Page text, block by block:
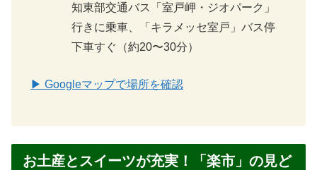
知東部交通バス「室戸岬・ジオパーク」
行きに乗車、「キラメッセ室戸」バス停
下車すぐ（約20〜30分）
▶ Googleマップで場所を確認
お土産とスイーツが充実！「楽市」の見ど